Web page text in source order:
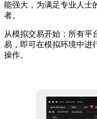
能强大，为满足专业人士
者。
从模拟交易开始： 所有平
易，即可在模拟环境中进
操作。